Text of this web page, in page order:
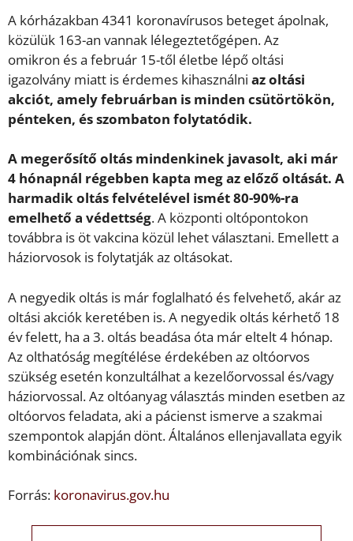
A kórházakban 4341 koronavírusos beteget ápolnak,
közülük 163-an vannak lélegeztetőgépen. Az
omikron és a február 15-től életbe lépő oltási
igazolvány miatt is érdemes kihasználni az oltási
akciót, amely februárban is minden csütörtökön,
pénteken, és szombaton folytatódik.
A megerősítő oltás mindenkinek javasolt, aki már
4 hónapnál régebben kapta meg az előző oltását. A
harmadik oltás felvételével ismét 80-90%-ra
emelhető a védettség. A központi oltópontokon
továbbra is öt vakcina közül lehet választani. Emellett a
háziorvosok is folytatják az oltásokat.
A negyedik oltás is már foglalható és felvehető, akár az
oltási akciók keretében is. A negyedik oltás kérhető 18
év felett, ha a 3. oltás beadása óta már eltelt 4 hónap.
Az olthatóság megítélése érdekében az oltóorvos
szükség esetén konzultálhat a kezelőorvossal és/vagy
háziorvossal. Az oltóanyag választás minden esetben az
oltóorvos feladata, aki a pácienst ismerve a szakmai
szempontok alapján dönt. Általános ellenjavallata egyik
kombinációnak sincs.
Forrás: koronavirus.gov.hu